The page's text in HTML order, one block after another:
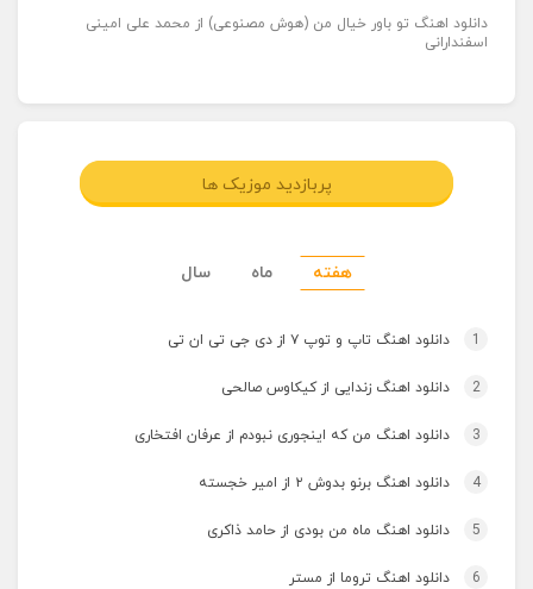
دانلود اهنگ تو باور خیال من (هوش مصنوعی) از محمد علی امینی
اسفندارانی
پربازدید موزیک ها
هفته ماه سال
1 دانلود اهنگ تاپ و توپ ۷ از دی جی تی ان تی
2 دانلود اهنگ زندایی از کیکاوس صالحی
3 دانلود اهنگ من که اینجوری نبودم از عرفان افتخاری
4 دانلود اهنگ برنو بدوش ۲ از امیر خجسته
5 دانلود اهنگ ماه من بودی از حامد ذاکری
6 دانلود اهنگ تروما از مستر